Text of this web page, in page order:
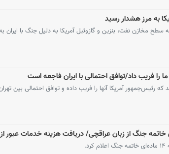
به مرز هشدار رسید
مخازن نفت، بنزین و گازوئیل آمریکا به دلیل جنگ با
را فریب داد/توافق احتمالی با ایران فاجعه است
رئیس‌جمهور آمریکا آنها را فریب داده و توافق احتمالی بین